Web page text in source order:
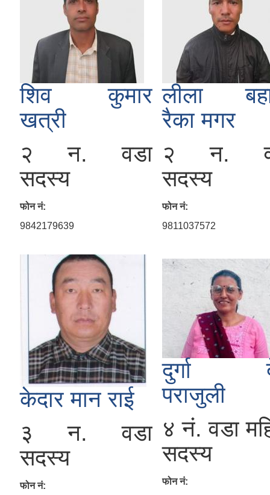
शिव कुमार
खत्री
२ न. वडा
सदस्य
फोन नं:
9842179639
लीला
रैका मगर
२ न.
सदस्य
फोन नं:
9811037572
केदार मान राई
३ न. वडा
सदस्य
फोन नं:
दुर्गा
पराजुली
४ नं. वडा
सदस्य
फोन नं: